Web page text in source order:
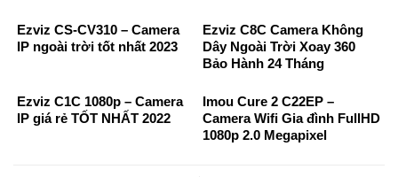
Ezviz CS-CV310 – Camera
IP ngoài trời tốt nhất 2023
Ezviz C8C Camera Không
Dây Ngoài Trời Xoay 360
Bảo Hành 24 Tháng
Ezviz C1C 1080p – Camera
IP giá rẻ TỐT NHẤT 2022
Imou Cure 2 C22EP –
Camera Wifi Gia đình FullHD
1080p 2.0 Megapixel